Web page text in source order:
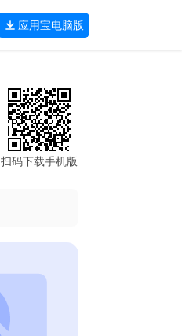
应用宝电脑版
扫码下载手机版